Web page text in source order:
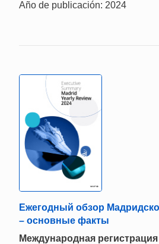
Año de publicación: 2024
Ежегодный обзор
– основные факты
Международная